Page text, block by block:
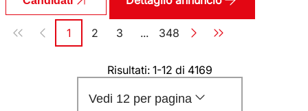
Paginazione
Pagina
1 Pagina
2 Pagina
3 ... Pagina
348
Risultati: 1-12 di 4169
Vedi 12 per pagina